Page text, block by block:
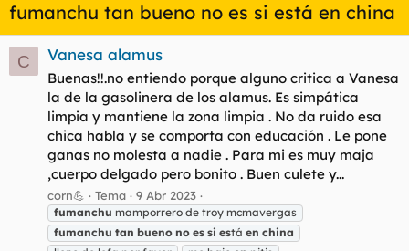
fumanchu tan bueno no es si está en china
C Vanesa alamus
Buenas!!.no entiendo porque alguno critica a Vanesa
la de la gasolinera de los alamus. Es simpática
limpia y mantiene la zona limpia . No da ruido esa
chica habla y se comporta con educación . Le pone
ganas no molesta a nadie . Para mi es muy maja
,cuerpo delgado pero bonito . Buen culete y...
corn💪 Tema 9 Abr 2023
fumanchu mamporrero de troy mcmavergas
fumanchu tan bueno no es si está en china